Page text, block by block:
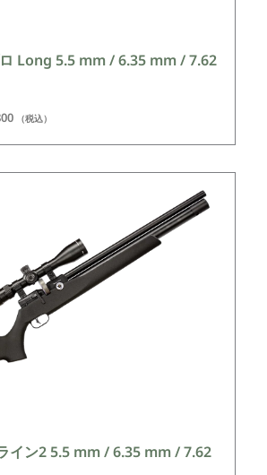
Long 5.5 mm / 6.35 mm / 7.62
（税込）
イン2 5.5 mm / 6.35 mm / 7.62